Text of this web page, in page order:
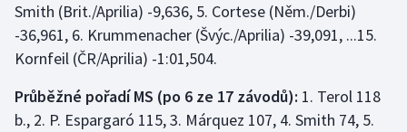
Krasobruslení
Lezení
Lyže a snowboard
Smith (Brit./Aprilia) -9,636, 5. Cortese (Něm./Derbi)
-36,961, 6. Krummenacher (Švýc./Aprilia) -39,091, ...15.
Kornfeil (ČR/Aprilia) -1:01,504.
Průběžné pořadí MS (po 6 ze 17 závodů): 1. Terol 118
b., 2. P. Espargaró 115, 3. Márquez 107, 4. Smith 74, 5.